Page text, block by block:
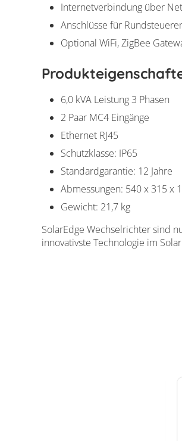
Internetverbindung über
Anschlüsse für
Optional WiFi, ZigBee
6,0 kVA Leistung 3 Phasen
2 Paar MC4 Eingänge
Ethernet RJ45
Schutzklasse: IP65
Standardgarantie: 12 Jahre
Abmessungen: 540 x 315 x
Gewicht: 21,7 kg
SolarEdge Wechselrichter sind
innovativste Technologie im